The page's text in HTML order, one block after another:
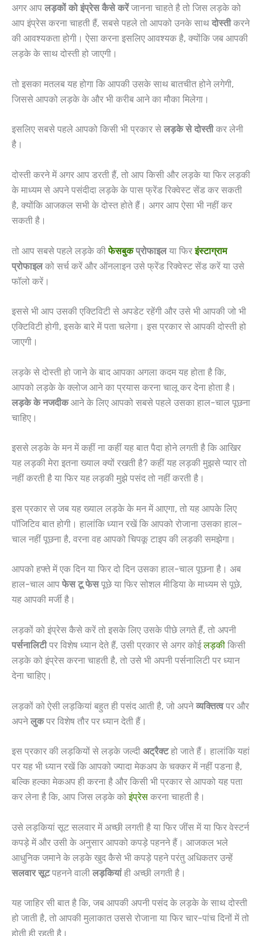
अगर आप लड़कों को इंप्रेस कैसे करेंजानना चाहते है तो जिस लड़के को
आप इंप्रेस करना चाहती हैं, सबसे पहले तो आपको उनके साथ दोस्तीकरने
की आवश्यकता होगी। ऐसा करना इसलिए आवश्यक है, क्योंकि जब आपकी
लड़के के साथ दोस्ती हो जाएगी।
तो इसका मतलब यह होगा कि आपकी उसके साथ बातचीत होने लगेगी,
जिससे आपको लड़के के और भी करीब आने का मौका मिलेगा।
इसलिए सबसे पहले आपको किसी भी प्रकार से लड़के से दोस्तीकर लेनी
है।
दोस्ती करने में अगर आप डरती हैं, तो आप किसी और लड़के या फिर लड़की
के माध्यम से अपने पसंदीदा लड़के के पास फ्रेंड रिक्वेस्ट सेंड कर सकती
है, क्योंकि आजकल सभी के दोस्त होते हैं। अगर आप ऐसा भी नहीं कर
सकती है।
तो आप सबसे पहले लड़के कीफेसबुकप्रोफाइलया फिरइंस्टाग्राम
प्रोफाइलको सर्च करें और ऑनलाइन उसे फ्रेंड रिक्वेस्ट सेंड करें या उसे
फॉलो करें।
इससे भी आप उसकी एक्टिविटी से अपडेट रहेंगी और उसे भी आपकी जो भी
एक्टिविटी होगी, इसके बारे में पता चलेगा। इस प्रकार से आपकी दोस्ती हो
जाएगी।
लड़के से दोस्ती हो जाने के बाद आपका अगला कदम यह होता है कि,
आपको लड़के के क्लोज आने का प्रयास करना चालू कर देना होता है।
लड़के के नजदीकआने के लिए आपको सबसे पहले उसका हाल-चाल पूछना
चाहिए।
इससे लड़के के मन में कहीं ना कहीं यह बात पैदा होने लगती है कि आखिर
यह लड़की मेरा इतना ख्याल क्यों रखती है? कहीं यह लड़की मुझसे प्यार तो
नहीं करती है या फिर यह लड़की मुझे पसंद तो नहीं करती है।
इस प्रकार से जब यह ख्याल लड़के के मन में आएगा, तो यह आपके लिए
पॉजिटिव बात होगी। हालांकि ध्यान रखें कि आपको रोजाना उसका हाल-
चाल नहीं पूछना है, वरना वह आपको चिपकू टाइप की लड़की समझेगा।
आपको हफ्ते में एक दिन या फिर दो दिन उसका हाल-चाल पूछना है। अब
हाल-चाल आप फेस टू फेसपूछे या फिर सोशल मीडिया के माध्यम से पूछे,
यह आपकी मर्जी है।
लड़कों को इंप्रेस कैसे करें तो इसके लिए उसके पीछे लगते हैं, तो अपनी
पर्सनालिटीपर विशेष ध्यान देते हैं, उसी प्रकार से अगर कोईलड़की किसी
लड़के को इंप्रेस करना चाहती है, तो उसे भी अपनी पर्सनालिटी पर ध्यान
देना चाहिए।
लड़कों को ऐसी लड़कियां बहुत ही पसंद आती है, जो अपनेव्यक्तित्व पर और
अपनेलुकपर विशेष तौर पर ध्यान देती हैं।
इस प्रकार की लड़कियों से लड़के जल्दी अट्रैक्टहो जाते हैं। हालांकि यहां
पर यह भी ध्यान रखें कि आपको ज्यादा मेकअप के चक्कर में नहीं पडना है,
बल्कि हल्का मेकअप ही करना है और किसी भी प्रकार से आपको यह पता
कर लेना है कि, आप जिस लड़के कोइंप्रेस करना चाहती है।
उसे लड़कियां सूट सलवार में अच्छी लगती है या फिर जींस में या फिर वेस्टर्न
कपड़े में और उसी के अनुसार आपको कपड़े पहनने हैं। आजकल भले
आधुनिक जमाने के लड़के खुद कैसे भी कपड़े पहने परंतु अधिकतर उन्हें
सलवार सूटपहनने वाली लड़कियांही अच्छी लगती है।
यह जाहिर सी बात है कि, जब आपकी अपनी पसंद के लड़के के साथ दोस्ती
हो जाती है, तो आपकी मुलाकात उससे रोजाना या फिर चार-पांच दिनों में तो
होती ही रहती है।